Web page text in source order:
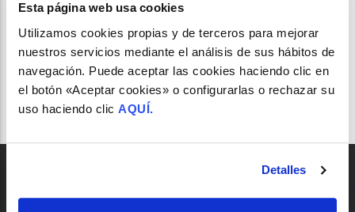
Esta página web usa cookies
Utilizamos cookies propias y de terceros para mejorar
nuestros servicios mediante el análisis de sus hábitos de
navegación. Puede aceptar las cookies haciendo clic en
el botón «Aceptar cookies» o configurarlas o rechazar su
uso haciendo clic AQUÍ.
Detalles